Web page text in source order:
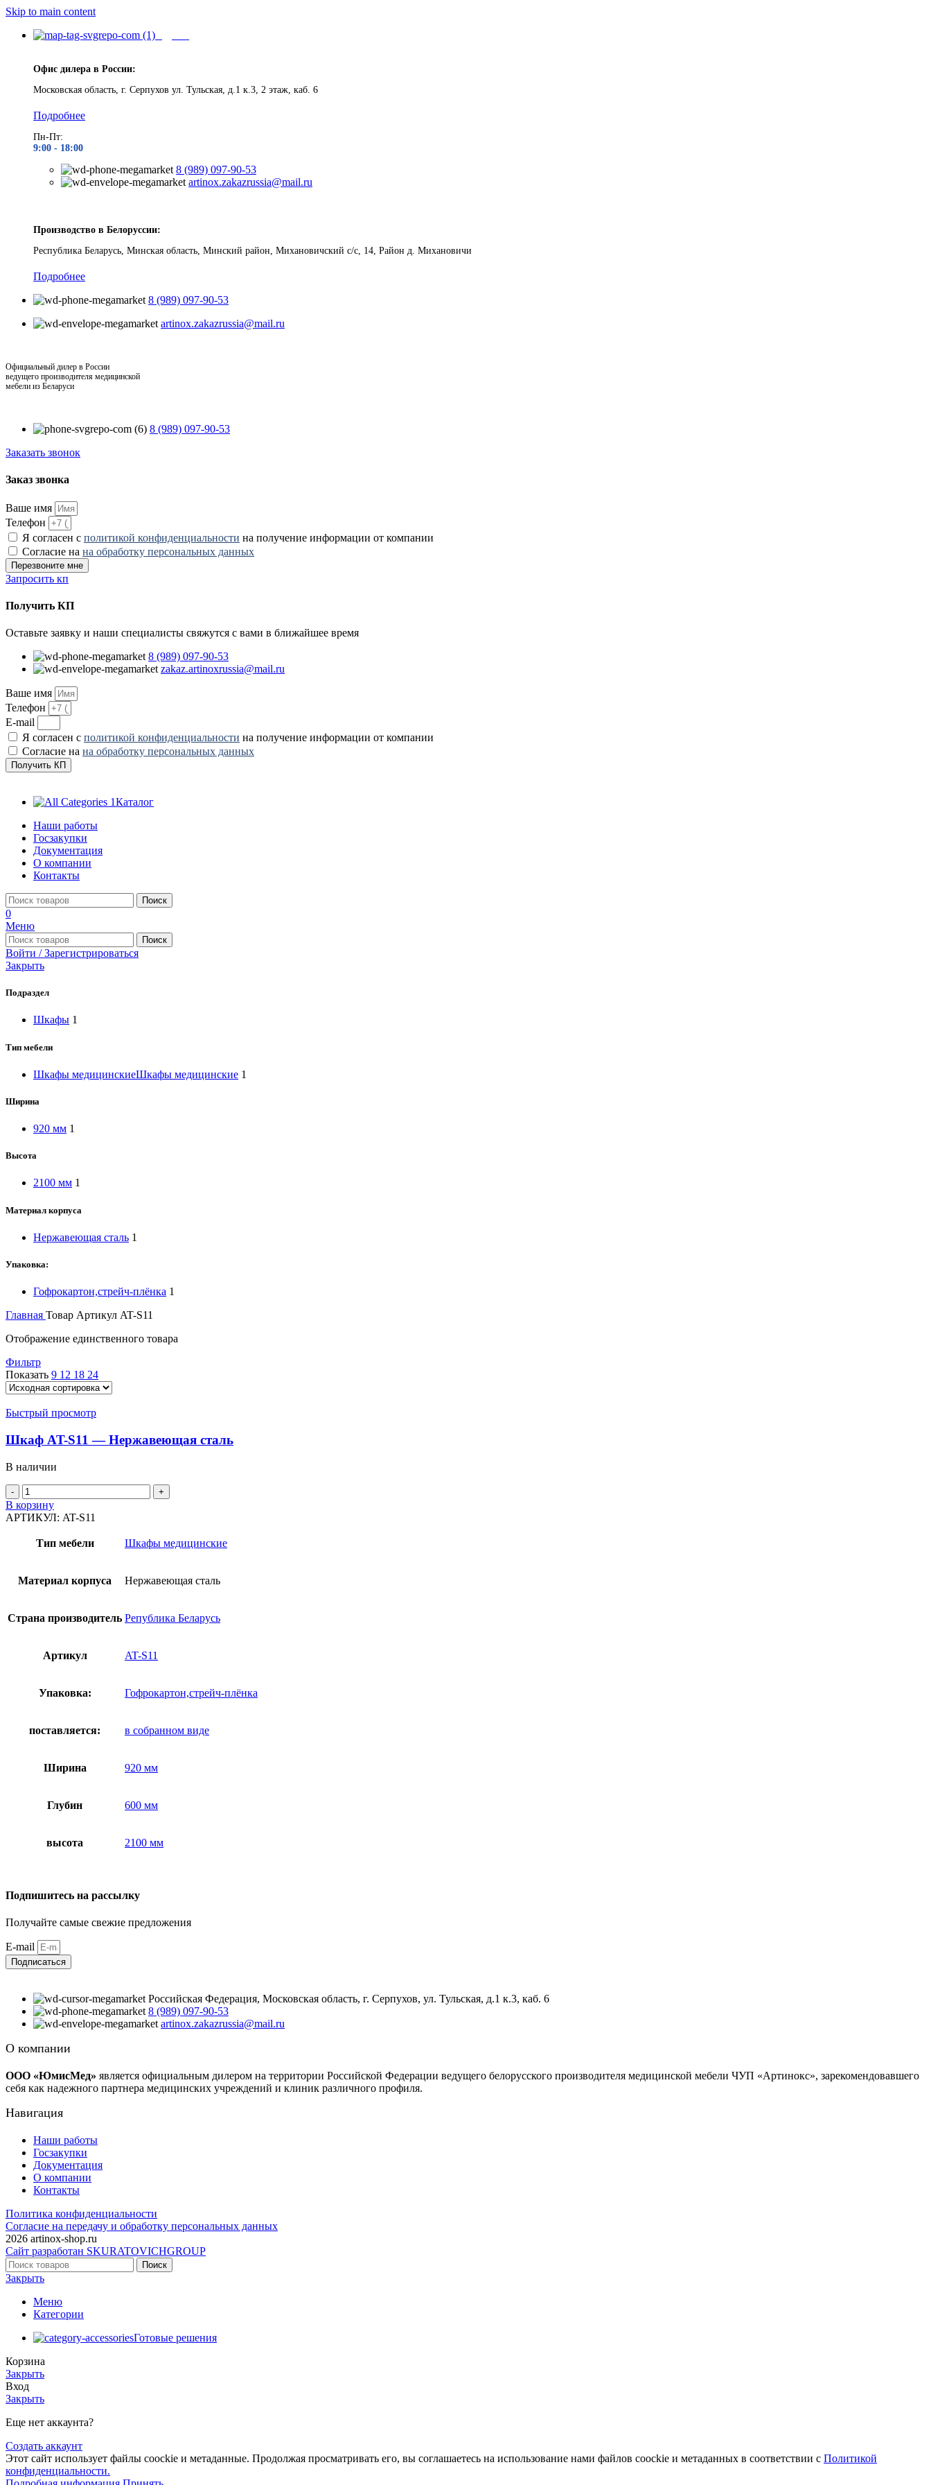
Skip to main content
Офис дилера в России:
Московская область, г. Серпухов ул. Тульская, д.1 к.3, 2 этаж, каб. 6
Подробнее
Пн-Пт:
9:00 - 18:00
8 (989) 097-90-53
artinox.zakazrussia@mail.ru
Производство в Белоруссии:
Республика Беларусь, Минская область, Минский район, Михановичский с/с, 14, Район д. Михановичи
Подробнее
8 (989) 097-90-53
artinox.zakazrussia@mail.ru
Официальный дилер в России
ведущего производителя медицинской
мебели из Беларуси
8 (989) 097-90-53
Заказать звонок
Заказ звонка
Ваше имя
Телефон
Я согласен с политикой конфиденциальности на получение информации от компании
Согласие на на обработку персональных данных
Перезвоните мне
Запросить кп
Получить КП
Оставьте заявку и наши специалисты свяжутся с вами в ближайшее время
8 (989) 097-90-53
zakaz.artinoxrussia@mail.ru
Ваше имя
Телефон
E-mail
Я согласен с политикой конфиденциальности на получение информации от компании
Согласие на на обработку персональных данных
Получить КП
Каталог
Наши работы
Госзакупки
Документация
О компании
Контакты
Поиск
0
Меню
Поиск
Войти / Зарегистрироваться
Закрыть
Подраздел
Шкафы 1
Тип мебели
Шкафы медицинскиеШкафы медицинские 1
Ширина
920 мм 1
Высота
2100 мм 1
Материал корпуса
Нержавеющая сталь 1
Упаковка:
Гофрокартон,стрейч-плёнка 1
Главная Товар Артикул AT-S11
Отображение единственного товара
Фильтр
Показать 9 12 18 24
Быстрый просмотр
Шкаф AT-S11 — Нержавеющая сталь
В наличии
Количество
товара
Шкаф
S11
сталь
В корзину
АРТИКУЛ: AT-S11
Тип мебели Шкафы медицинские
Материал корпуса Нержавеющая сталь
Страна производитель Република Беларусь
Артикул AT-S11
Упаковка: Гофрокартон,стрейч-плёнка
поставляется: в собранном виде
Ширина 920 мм
Глубин 600 мм
высота 2100 мм
Подпишитесь на рассылку
Получайте самые свежие предложения
E-mail
Подписаться
Российская Федерация, Московская область, г. Серпухов, ул. Тульская, д.1 к.3, каб. 6
8 (989) 097-90-53
artinox.zakazrussia@mail.ru
О компании
ООО «ЮмисМед» является официальным дилером на территории Российской Федерации ведущего белорусского производителя медицинской мебели ЧУП «Артинокс», зарекомендовавшего
себя как надежного партнера медицинских учреждений и клиник различного профиля.
Навигация
Наши работы
Госзакупки
Документация
О компании
Контакты
Политика конфиденциальности
Согласие на передачу и обработку персональных данных
2026 artinox-shop.ru
Сайт разработан SKURATOVICHGROUP
Поиск
Закрыть
Меню
Категории
Готовые решения
Корзина
Закрыть
Вход
Закрыть
Еще нет аккаунта?
Создать аккаунт
Этот сайт использует файлы coockie и метаданные. Продолжая просматривать его, вы соглашаетесь на использование нами файлов coockie и метаданных в соответствии с Политикой
конфиденциальности.
Подробная